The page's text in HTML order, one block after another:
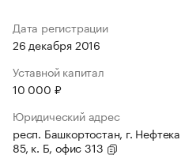
Дата регистрации
26 декабря 2016
Уставной капитал
10 000 ₽
Юридический адрес
респ. Башкортостан, г.
85, к. Б, офис 313